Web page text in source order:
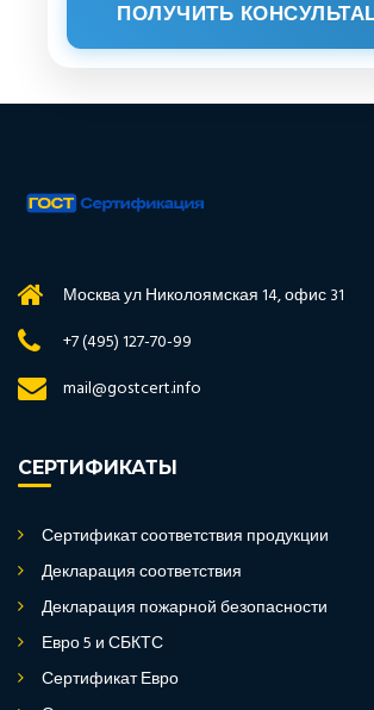
ПОЛУЧИТЬ
Москва ул Николоямская 14, офис 31
+7 (495) 127-70-99
mail@gostcert.info
СЕРТИФИКАТЫ
Сертификат соответствия продукции
Декларация соответствия
Декларация пожарной безопасности
Евро 5 и СБКТС
Сертификат Евро